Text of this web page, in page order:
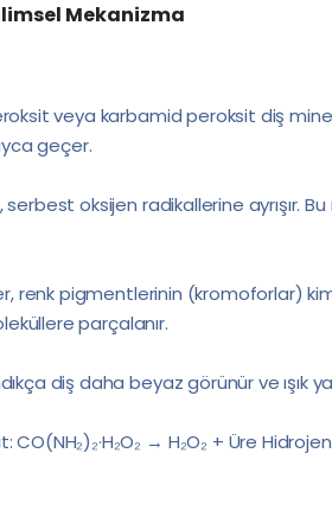
Mekanizma
veya karbamid peroksit diş
geçer.
serbest oksijen radikallerine ayrışır.
renk pigmentlerinin (kromoforlar)
parçalanır.
diş daha beyaz görünür ve ışık
→ H₂O₂ + Üre